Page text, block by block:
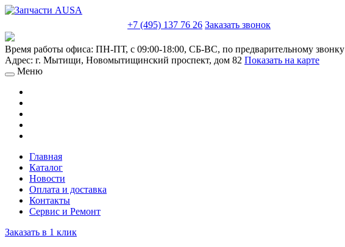
+7 (495) 137 76 26 Заказать звонок
Время работы офиса: ПН-ПТ, с 09:00-18:00, СБ-ВС, по предварительному звонку
Адрес: г. Мытищи, Новомытищинский проспект, дом 82 Показать на карте
Меню
Главная
Каталог
Новости
Оплата и доставка
Контакты
Сервис и Ремонт
Заказать в 1 клик